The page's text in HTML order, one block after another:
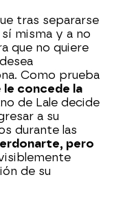
tras separarse
misma y a no
que no quiere
Como prueba
le concede la
de Lale decide
a su
durante las
pero
de su